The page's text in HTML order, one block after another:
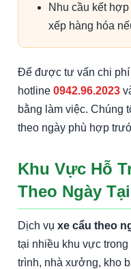
Nhu cầu kết
xếp hàng hóa
Để được tư vấn chi phí
hotline 0942.96.2023
bằng làm việc. Chúng
theo ngày phù hợp
Khu Vực Hỗ
Theo Ngày
Dịch vụ xe cẩu theo
tại nhiều khu vực
trình, nhà xưởng, kho